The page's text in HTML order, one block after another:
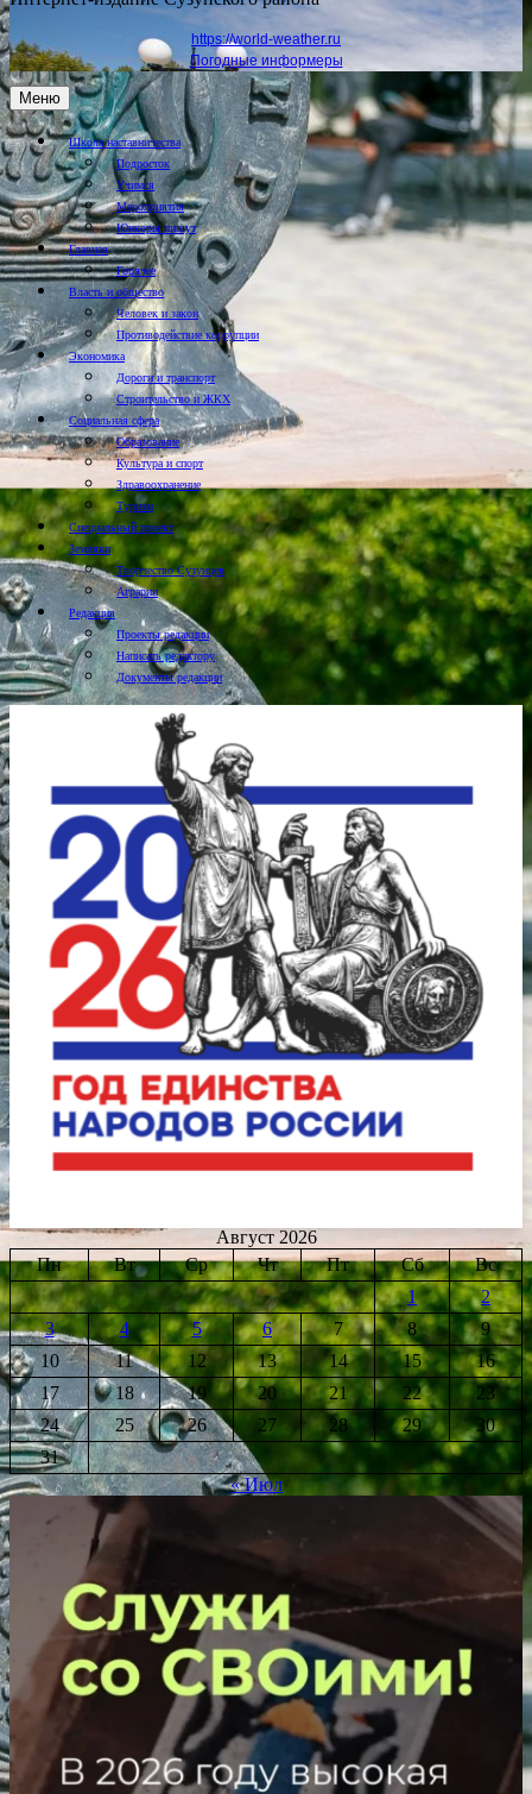
https://world-weather.ru
Погодные информеры
Меню
Школа наставничества
Подросток
Учимся
Мероприятия
Юнкоры пишут
Главная
Горячее
Власть и общество
Человек и закон
Противодействие коррупции
Экономика
Дороги и транспорт
Строительство и ЖКХ
Социальная сфера
Образование
Культура и спорт
Здравоохранение
Туризм
Специальный проект
Земляки
Творчество Сузунцев
Аграрии
Редакция
Проекты редакции
Написать редактору
Документы редакции
Август 2026
Пн
Вт Ср Чт Пт Сб
Вс
1
2
3
4 5 6 7 8
9
10
11 12 13 14 15
16
17
18 19 20 21 22
23
24
25 26 27 28 29
30
31
« Июл